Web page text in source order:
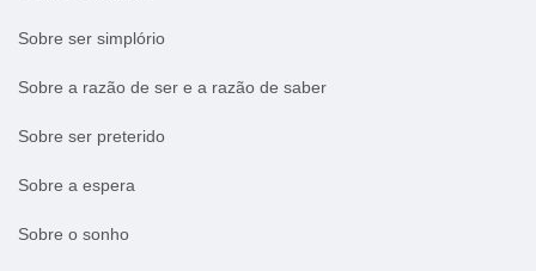
Sobre ser simplório
Sobre a razão de ser e a razão de saber
Sobre ser preterido
Sobre a espera
Sobre o sonho